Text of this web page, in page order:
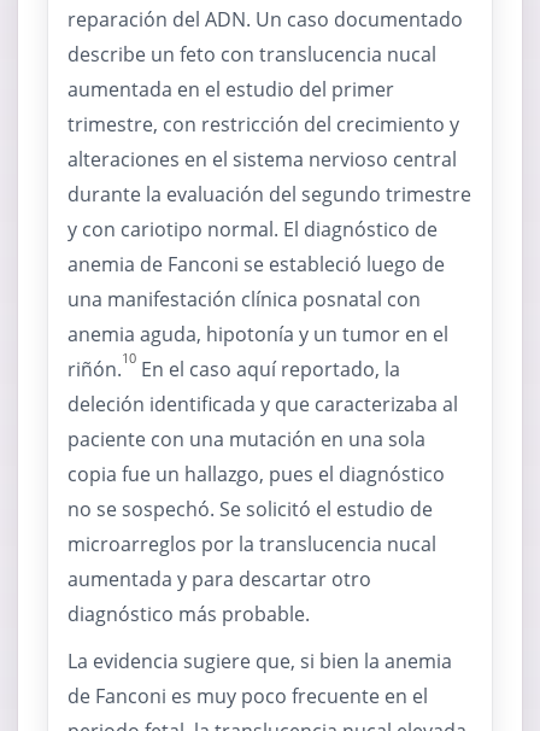
reparación del ADN. Un caso documentado
describe un feto con translucencia nucal
aumentada en el estudio del primer
trimestre, con restricción del crecimiento y
alteraciones en el sistema nervioso central
durante la evaluación del segundo trimestre
y con cariotipo normal. El diagnóstico de
anemia de Fanconi se estableció luego de
una manifestación clínica posnatal con
anemia aguda, hipotonía y un tumor en el
riñón.10 En el caso aquí reportado, la
deleción identificada y que caracterizaba al
paciente con una mutación en una sola
copia fue un hallazgo, pues el diagnóstico
no se sospechó. Se solicitó el estudio de
microarreglos por la translucencia nucal
aumentada y para descartar otro
diagnóstico más probable.
La evidencia sugiere que, si bien la anemia
de Fanconi es muy poco frecuente en el